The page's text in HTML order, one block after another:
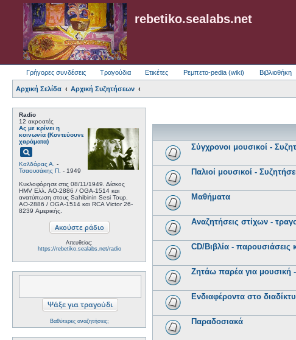
rebetiko.sealabs.net
Γρήγορες συνδέσεις Τραγούδια Ετικέτες Ρεμπετο-pedia (wiki) Βιβλιοθήκη
Αρχική Σελίδα Αρχική Συζητήσεων
Radio
12 ακροατές
Ας με κρίνει η
κοινωνία (Κοντεύουνε
χαράματα)
pageview
Καλδάρας Α.
-
Τσαουσάκης Π. - 1949
Κυκλοφόρησε στις 08/11/1949. Δίσκος
HMV Ελλ. AO-2886 / OGA-1514 και
ανατύπωση στους Sahibinin Sesi Τουρ.
AO-2886 / OGA-1514 και RCA Victor 26-
8239 Αμερικής.
Απευθείας:
https://rebetiko.sealabs.net/radio
Βαθύτερες αναζητήσεις;
Σύγχρονοι μουσικοί -
Παλιοί μουσικοί -
Μαθήματα
Αναζητήσεις στίχων -
CD/Βιβλία - παρουσιάσεις
Ζητάω παρέα για μουσική
Ενδιαφέροντα στο
Παραδοσιακά